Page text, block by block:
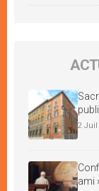
2 Juil
ami